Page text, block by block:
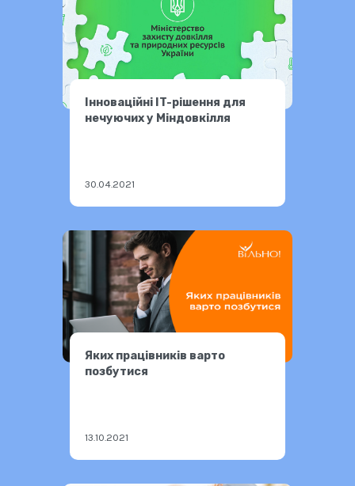
Інноваційні IT-рішення для
нечуючих у Міндовкілля
30.04.2021
Яких працівників варто
позбутися
13.10.2021